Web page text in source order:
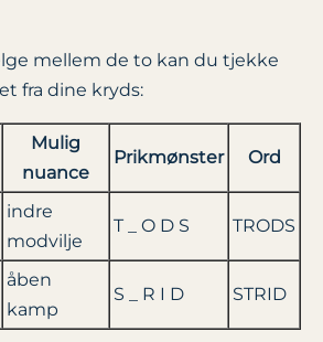
mellem de to kan du tjekke
fra dine kryds:
Mulig
nuance
Prikmønster Ord
indre
modvilje
T _ O D S TRODS
åben
kamp
S _ R I D STRID